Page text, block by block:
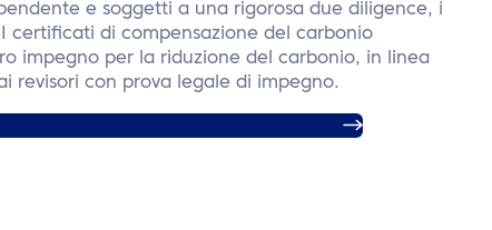
e soggetti a una rigorosa due diligence, i
certificati di compensazione del carbonio
impegno per la riduzione del carbonio, in linea
revisori con prova legale di impegno.